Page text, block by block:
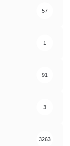
57
1
91
3
3263